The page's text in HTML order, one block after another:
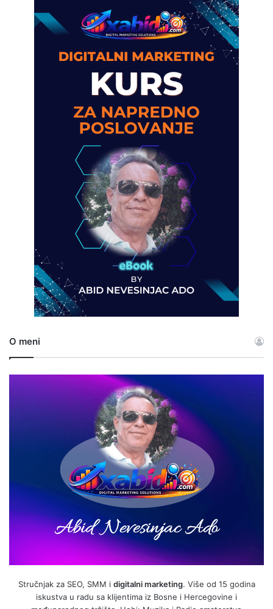
O meni
Stručnjak za SEO, SMM i digitalni marketing. Više od 15 godina
iskustva u radu sa klijentima iz Bosne i Hercegovine i